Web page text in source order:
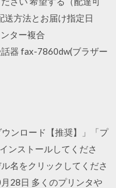
送方法とお届け指定日
ター複合
器 fax-7860dw(ブラザー
ンロード【推奨】」「プ
ンストールしてくださ
名をクリックしてくださ
28日 多くのプリンタや